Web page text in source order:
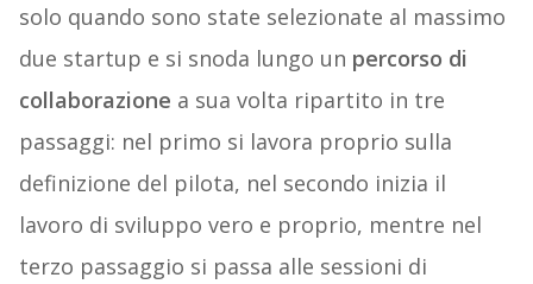
solo quando sono state selezionate al massimo
due startup e si snoda lungo un percorso di
collaborazione a sua volta ripartito in tre
passaggi: nel primo si lavora proprio sulla
definizione del pilota, nel secondo inizia il
lavoro di sviluppo vero e proprio, mentre nel
terzo passaggio si passa alle sessioni di